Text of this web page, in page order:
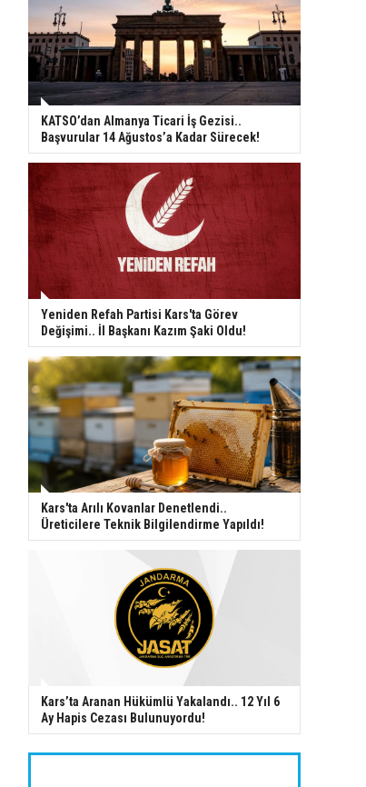
KATSO’dan Almanya Ticari İş Gezisi..
Başvurular 14 Ağustos’a Kadar Sürecek!
Yeniden Refah Partisi Kars'ta Görev
Değişimi.. İl Başkanı Kazım Şaki Oldu!
Kars'ta Arılı Kovanlar Denetlendi..
Üreticilere Teknik Bilgilendirme Yapıldı!
Kars’ta Aranan Hükümlü Yakalandı.. 12 Yıl 6
Ay Hapis Cezası Bulunuyordu!